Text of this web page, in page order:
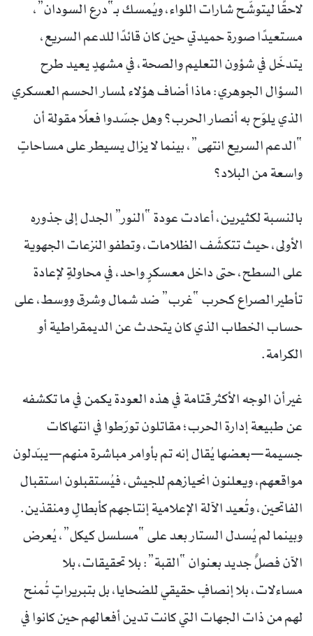
لاحقًا ليتوشّح شارات اللواء، ويُمسك بـ“درع السودان”،
مستعيدًا صورة حميدتي حين كان قائدًا للدعم السريع،
يتدخّل في شؤون التعليم والصحة، في مشهدٍ يعيد طرح
السؤال الجوهري: ماذا أضاف هؤلاء لمسار الحسم العسكري
الذي يلوّح به أنصار الحرب؟ وهل جسّدوا فعلًا مقولة أن
“الدعم السريع انتهى”، بينما لا يزال يسيطر على مساحاتٍ
واسعة من البلاد؟
بالنسبة لكثيرين، أعادت عودة “النور” الجدل إلى جذوره
الأولى، حيث تتكشّف الظلامات، وتطفو النزعات الجهوية
على السطح، حتى داخل معسكرٍ واحد، في محاولةٍ لإعادة
تأطير الصراع كحرب “غرب” ضد شمال وشرق ووسط، على
حساب الخطاب الذي كان يتحدث عن الديمقراطية أو
الكرامة.
غير أن الوجه الأكثر قتامة في هذه العودة يكمن في ما تكشفه
عن طبيعة إدارة الحرب؛ مقاتلون تورّطوا في انتهاكات
جسيمة—بعضها يُقال إنه تم بأوامر مباشرة منهم—يبدّلون
مواقعهم، ويعلنون انحيازهم للجيش، فيُستقبلون استقبال
الفاتحين، وتُعيد الآلة الإعلامية إنتاجهم كأبطالٍ ومنقذين.
وبينما لم يُسدل الستار بعد على “مسلسل كيكل”، يُعرض
الآن فصلٌ جديد بعنوان “القبة”: بلا تحقيقات، بلا
مساءلات، بلا إنصافٍ حقيقي للضحايا، بل بتبريراتٍ تُمنح
لهم من ذات الجهات التي كانت تدين أفعالهم حين كانوا في